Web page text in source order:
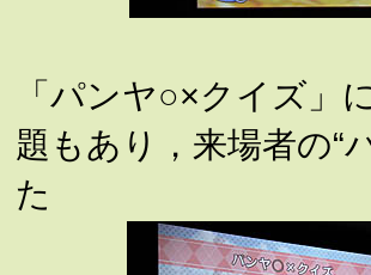
「パンヤ○×クイズ」
題もあり，来場者の“
た